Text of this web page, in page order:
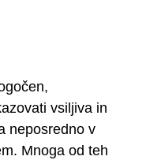
vsiljiva in
neposredno v
Mnoga od teh